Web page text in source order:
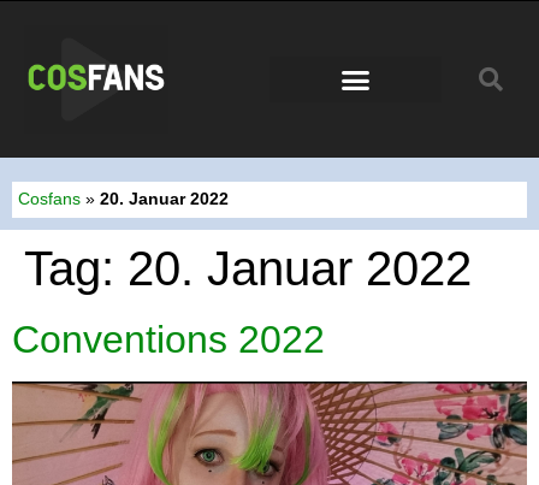
Cosfans » 20. Januar 2022
Tag: 20. Januar 2022
Conventions 2022